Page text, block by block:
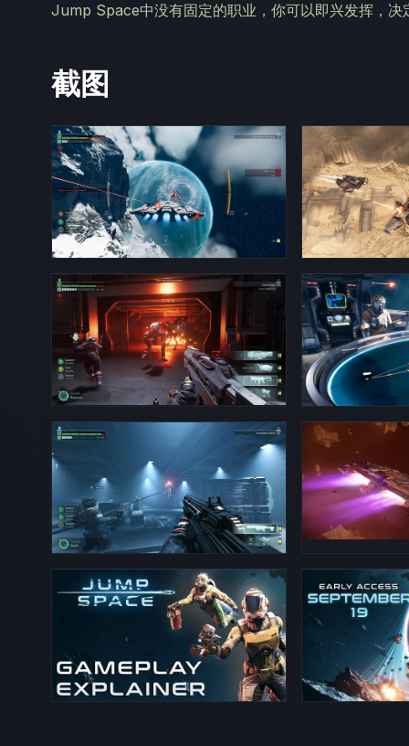
Jump Space中没有固定的职业，你可以即兴发挥，决
截图